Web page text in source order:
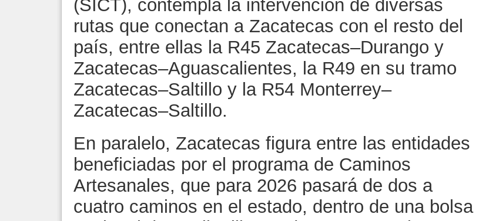
(SICT), contempla la intervención de diversas
rutas que conectan a Zacatecas con el resto del
país, entre ellas la R45 Zacatecas–Durango y
Zacatecas–Aguascalientes, la R49 en su tramo
Zacatecas–Saltillo y la R54 Monterrey–
Zacatecas–Saltillo.
En paralelo, Zacatecas figura entre las entidades
beneficiadas por el programa de Caminos
Artesanales, que para 2026 pasará de dos a
cuatro caminos en el estado, dentro de una bolsa